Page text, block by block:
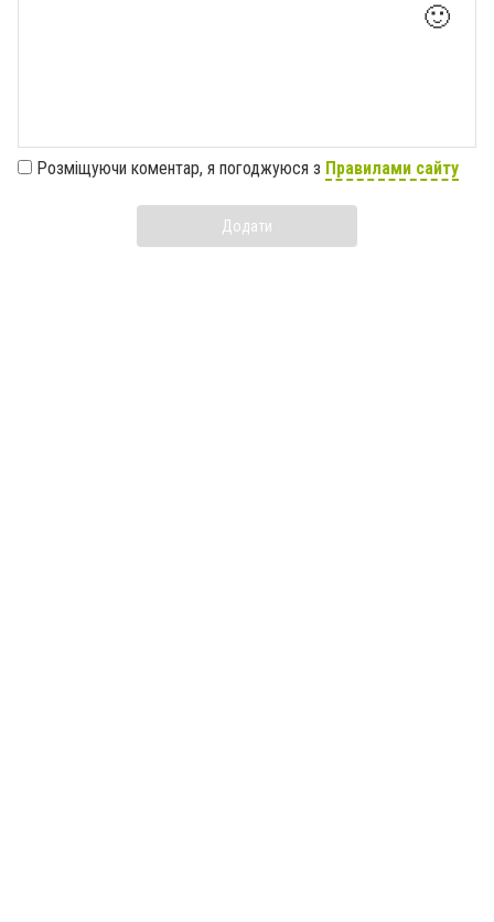
🙂
Розміщуючи коментар, я погоджуюся з Правилами сайту
Додати